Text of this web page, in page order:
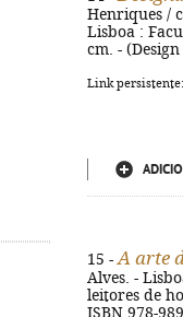
Henriques /
Lisboa :
cm. -
Link
15 - A arte
Alves. -
leitores de
ISBN 978-